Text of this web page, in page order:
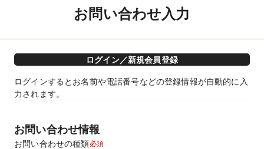
お問い合わせ入力
ログイン／新規会員登録
ログインするとお名前や電話番号などの登録情報が自動的に入
力されます。
お問い合わせ情報
お問い合わせの種類必須